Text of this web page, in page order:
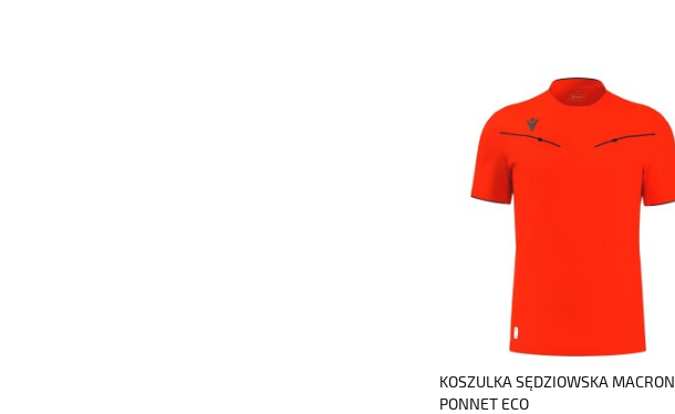
KOSZULKA SĘDZIOWSKA MACRON
PONNET ECO